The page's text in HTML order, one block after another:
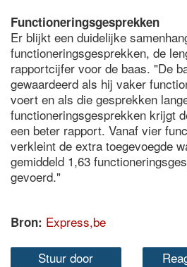
Functioneringsgesprekken
Er blijkt een duidelijke
functioneringsgesprekken, de
rapportcijfer voor de baas. "De
gewaardeerd als hij vaker
voert en als die gesprekken
functioneringsgesprekken krijgt
een beter rapport. Vanaf vier
verkleint de extra toegevoegde
gemiddeld 1,63
gevoerd."
Bron: Express,be
Stuur door